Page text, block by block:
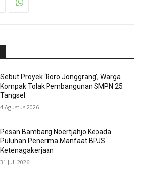
Sebut Proyek ‘Roro Jonggrang’, Warga
Kompak Tolak Pembangunan SMPN 25
Tangsel
4 Agustus 2026
Pesan Bambang Noertjahjo Kepada
Puluhan Penerima Manfaat BPJS
Ketenagakerjaan
31 Juli 2026